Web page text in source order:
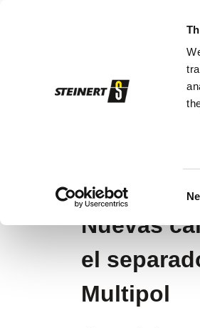
Nuevas
el
Multipol